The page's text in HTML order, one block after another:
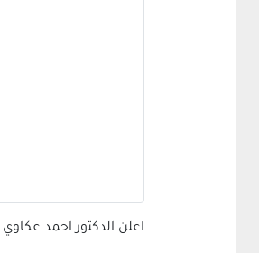
اعلن الدكتور احمد عكاوي